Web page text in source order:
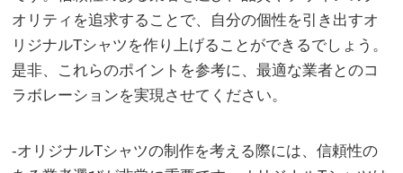
オリティを追求することで、自分の個性を引き出すオ
リジナルTシャツを作り上げることができるでしょう。
是非、これらのポイントを参考に、最適な業者とのコ
ラボレーションを実現させてください。
-オリジナルTシャツの制作を考える際には、信頼性の